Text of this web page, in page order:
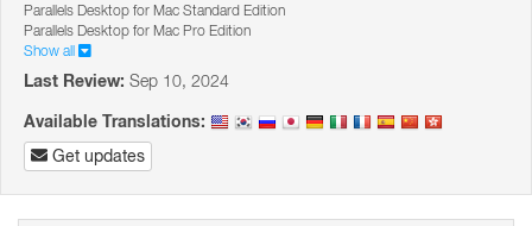
Parallels Desktop for Mac Standard Edition
Parallels Desktop for Mac Pro Edition
Show all
Last Review: Sep 10, 2024
Available Translations:
Get updates